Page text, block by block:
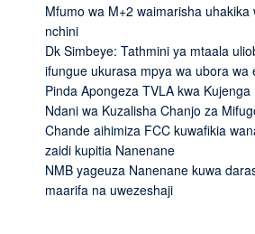
Mfumo wa M+2 waimarisha uhakika
nchini
Dk Simbeye: Tathmini ya mtaala
ifungue ukurasa mpya wa ubora wa
Pinda Apongeza TVLA kwa Kujenga
Ndani wa Kuzalisha Chanjo za
Chande aihimiza FCC kuwafikia
zaidi kupitia Nanenane
NMB yageuza Nanenane kuwa
maarifa na uwezeshaji